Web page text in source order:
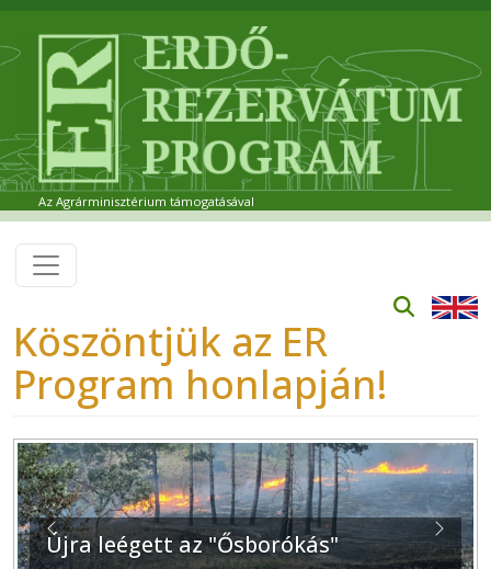
Az Agrárminisztérium támogatásával
Köszöntjük az ER
Program honlapján!
Újra leégett az "Ősborókás"
Previous Next